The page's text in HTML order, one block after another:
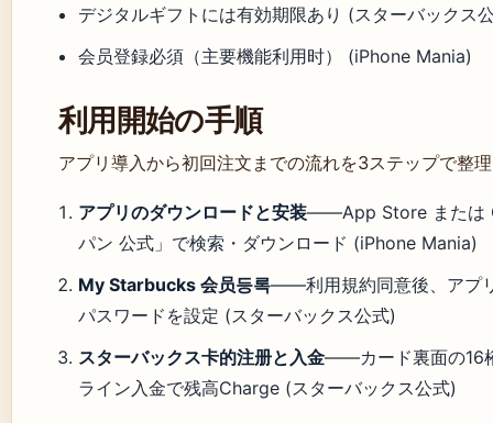
デジタルギフトには有効期限あり (スターバックス
会员登録必須（主要機能利用时） (iPhone Mania)
利用開始の手順
アプリ導入から初回注文までの流れを3ステップで整
アプリのダウンロードと安装——App Store または
パン 公式」で検索・ダウンロード (iPhone Mania)
My Starbucks 会员등록——利用規約同意後、アプ
パスワードを設定 (スターバックス公式)
スターバックス卡的注册と入金——カード裏面の16
ライン入金で残高Charge (スターバックス公式)